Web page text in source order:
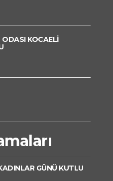
ODASI KOCAELİ
GÜNÜ KUTLU